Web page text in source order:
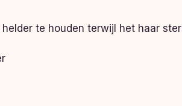
te houden terwijl het haar